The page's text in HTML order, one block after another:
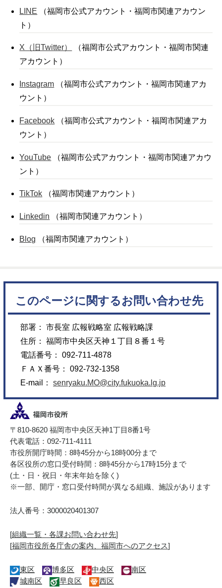
LINE （福岡市公式アカウント・福岡市関連アカウン
ト）
X（旧Twitter）
（福岡市公式アカウント・福岡市関連
アカウント）
Instagram （福岡市公式アカウント・福岡市関連アカ
ウント）
Facebook （福岡市公式アカウント・福岡市関連アカ
ウント）
YouTube （福岡市公式アカウント・福岡市関連アカウ
ント）
TikTok （福岡市関連アカウント）
Linkedin （福岡市関連アカウント）
Blog （福岡市関連アカウント）
このページに関するお問い合わせ先
部署： 市長室 広報戦略室 広報戦略課
住所： 福岡市中央区天神１丁目８番１号
電話番号： 092-711-4878
ＦＡＸ番号： 092-732-1358
E-mail：senryaku.MO@city.fukuoka.lg.jp
〒810-8620 福岡市中央区天神1丁目8番1号
代表電話：092-711-4111
市役所開庁時間：8時45分から18時00分まで
各区役所の窓口受付時間：8時45分から17時15分まで
(土・日・祝日・年末年始を除く)
※一部、開庁・窓口受付時間が異なる組織、施設があります
法人番号：3000020401307
[組織一覧・各課お問い合わせ先]
[福岡市役所各庁舎の案内、福岡市へのアクセス]
東区 博多区 中央区
南区
城南区
早良区 西区